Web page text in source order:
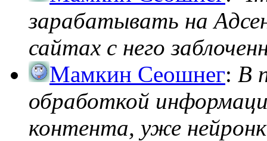
зарабатывать на
сайтах с него
Мамкин Сеошнег: В
обработкой
контента, уже